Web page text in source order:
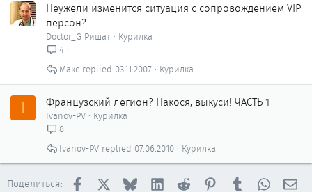
Неужели изменится ситуация с сопровождением VIP
персон?
Doctor_G Ришат
Курилка
4
Курилка
03.11.2007
Макс
I Французский легион? Накося, выкуси! ЧАСТЬ 1
Ivanov-PV
Курилка
8
Курилка
07.06.2010
Ivanov-PV
Поделиться: Facebook BlueskyLinkedInReddit PinterestTumblr